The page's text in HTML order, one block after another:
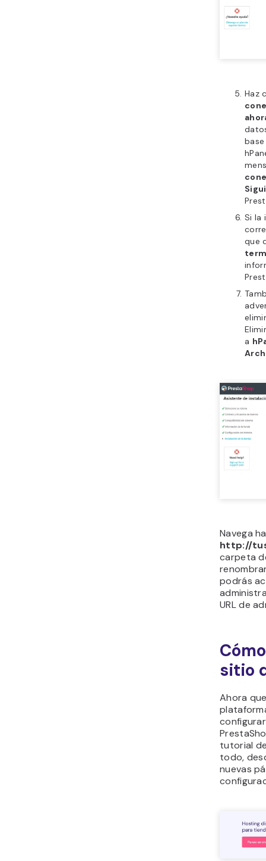
Haz
Si la
que
a
Navega
http://
carpeta
podrás
URL de
sitio
Ahora
tutorial
todo,
nuevas